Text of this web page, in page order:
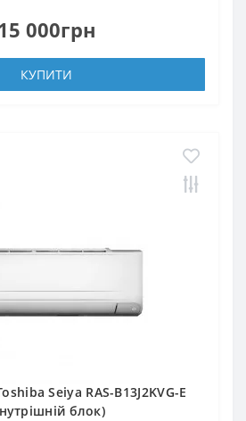
000грн
КУПИТИ
Seiya RAS-B13J2KVG-E
блок)